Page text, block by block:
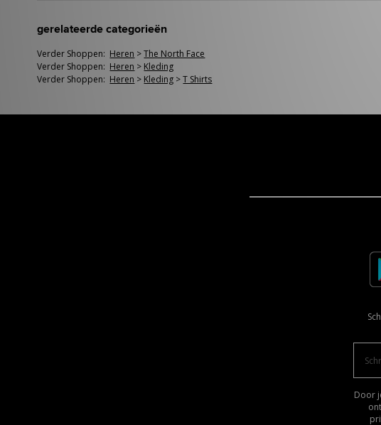
gerelateerde categorieën
Verder Shoppen: Heren >The North Face
Verder Shoppen: Heren > Kleding
Verder Shoppen: Heren > Kleding >T Shirts
Door